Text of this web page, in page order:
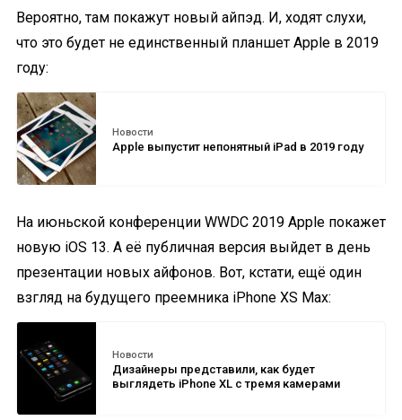
Вероятно, там покажут новый айпэд. И, ходят слухи,
что это будет не единственный планшет Apple в 2019
году:
Новости
Apple выпустит непонятный iPad в 2019 году
На июньской конференции WWDC 2019 Apple покажет
новую iOS 13. А её публичная версия выйдет в день
презентации новых айфонов. Вот, кстати, ещё один
взгляд на будущего преемника iPhone XS Max:
Новости
Дизайнеры представили, как будет
выглядеть iPhone XL с тремя камерами